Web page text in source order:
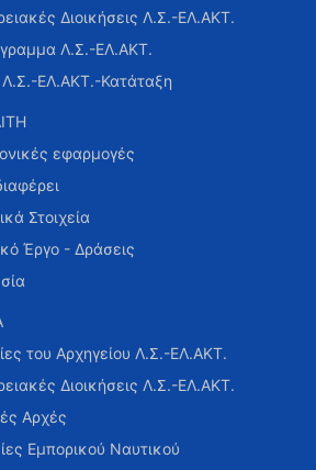
Διοικήσεις Λ.Σ.-ΕΛ.ΑΚΤ.
Λ.Σ.-ΕΛ.ΑΚΤ.
Λ.Σ.-ΕΛ.ΑΚΤ.-Κατάταξη
εφαρμογές
Στοιχεία
Έργο - Δράσεις
του Αρχηγείου Λ.Σ.-ΕΛ.ΑΚΤ.
Διοικήσεις Λ.Σ.-ΕΛ.ΑΚΤ.
Αρχές
Εμπορικού Ναυτικού